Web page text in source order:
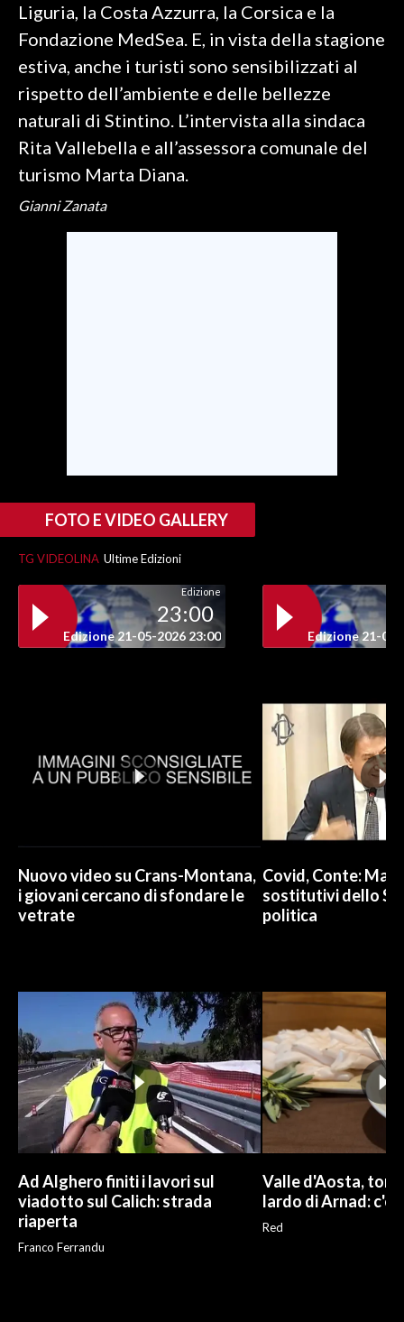
SALUTE
SARDEGNA TURISMO
SARDI NEL MONDO
#CARAUNIONE
PUBBLICITÀ
SPIAGGE
STORE
Liguria, la Costa Azzurra, la Corsica e la
Fondazione MedSea. E, in vista della stagione
estiva, anche i turisti sono sensibilizzati al
rispetto dell’ambiente e delle bellezze
naturali di Stintino. L’intervista alla sindaca
Rita Vallebella e all’assessora comunale del
turismo Marta Diana.
Gianni Zanata
FOTO E VIDEO GALLERY
TG VIDEOLINA Ultime Edizioni
Edizione
23:00
Edizione 21-05-2026 23:00 Edizione 21-05-
Nuovo video su Crans-Montana,
i giovani cercano di sfondare le
vetrate
Covid, Conte: Mai
sostitutivi dello
politica
Ad Alghero finiti i lavori sul
viadotto sul Calich: strada
riaperta
Franco Ferrandu
Valle d'Aosta,
lardo di Arnad: c'è
Red